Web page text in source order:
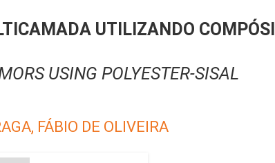
UTILIZANDO
USING POLYESTER-SISAL
FÁBIO DE OLIVEIRA